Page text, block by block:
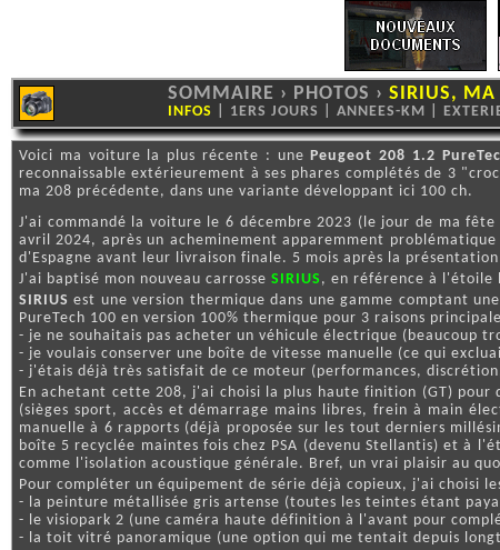
SOMMAIRE › PHOTOS › SIRIUS, MA
INFOS 1ERS JOURS ANNEES-KM
Voici ma voiture la plus récente : unePeugeot 208 1.2
reconnaissable extérieurement à ses phares complétés de 3
ma 208 précédente, dans une variante développant ici 100 ch.
J'ai commandé la voiture le 6 décembre 2023 (le jour de ma
avril 2024, après un acheminement apparemment
d'Espagne avant leur livraison finale. 5 mois après la
J'ai baptisé mon nouveau carrosse SIRIUS , en référence à l'étoile
SIRIUS est une version thermique dans une gamme comptant
PureTech 100 en version 100% thermique pour 3 raisons
- je ne souhaitais pas acheter un véhicule électrique (beaucoup
- je voulais conserver une boîte de vitesse manuelle (ce qui
- j'étais déjà très satisfait de ce moteur (performances,
En achetant cette 208, j'ai choisi la plus haute finition (GT) pour
(sièges sport, accès et démarrage mains libres, frein à main
manuelle à 6 rapports (déjà proposée sur les tout derniers
boîte 5 recyclée maintes fois chez PSA (devenu Stellantis) et à
comme l'isolation acoustique générale. Bref, un vrai plaisir au
Pour compléter un équipement de série déjà copieux, j'ai choisi
- la peinture métallisée gris artense (toutes les teintes étant
- le visiopark 2 (une caméra haute définition à l'avant pour
- la toit vitré panoramique (une option qui me tentait depuis